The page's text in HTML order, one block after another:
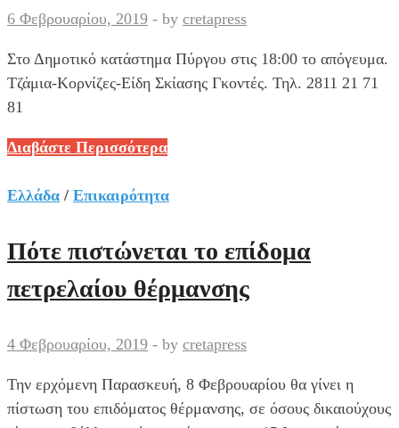
κακοκαιρίας
6 Φεβρουαρίου, 2019 - by cretapress
Στο Δημοτικό κατάστημα Πύργου στις 18:00 το απόγευμα.
Τζάμια-Κορνίζες-Είδη Σκίασης Γκοντές. Τηλ. 2811 21 71
81
Πύργος
Ενημέρωση
το
απόγευμα
για
δηλώσεις
Κτηματολόγιο
Διαβάστε Περισσότερα
Ελλάδα / Επικαιρότητα
Πότε πιστώνεται το επίδομα
πετρελαίου θέρμανσης
4 Φεβρουαρίου, 2019 - by cretapress
Την ερχόμενη Παρασκευή, 8 Φεβρουαρίου θα γίνει η
πίστωση του επιδόματος θέρμανσης, σε όσους δικαιούχους